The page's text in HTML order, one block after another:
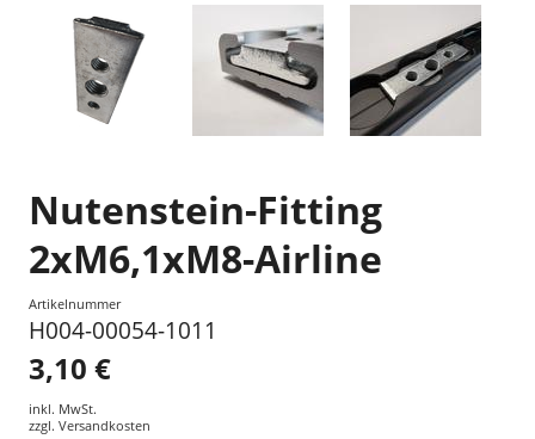
Nutenstein-Fitting
2xM6,1xM8-Airline
Artikelnummer
H004-00054-1011
3,10 €
inkl. MwSt.
zzgl. Versandkosten